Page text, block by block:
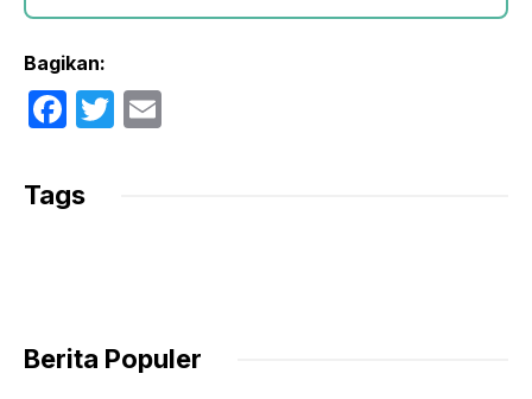
Bagikan:
F
c
e
o
k
T
Tags
Berita Populer